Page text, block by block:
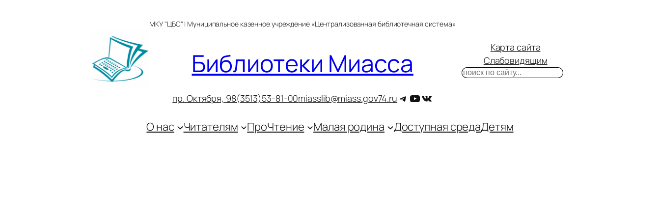
МКУ "ЦБС" | Муниципальное казенное учреждение «Централизованная библиотечная система»
Библиотеки Миасса
пр. Октября, 98(3513)53-81-00miasslib@miass.gov74.ru Telegram
YouTube
ВКонтакте
Карта сайта
Слабовидящим
Поиск
О нас Читателям ПроЧтение Малая родина Доступная средаДетям